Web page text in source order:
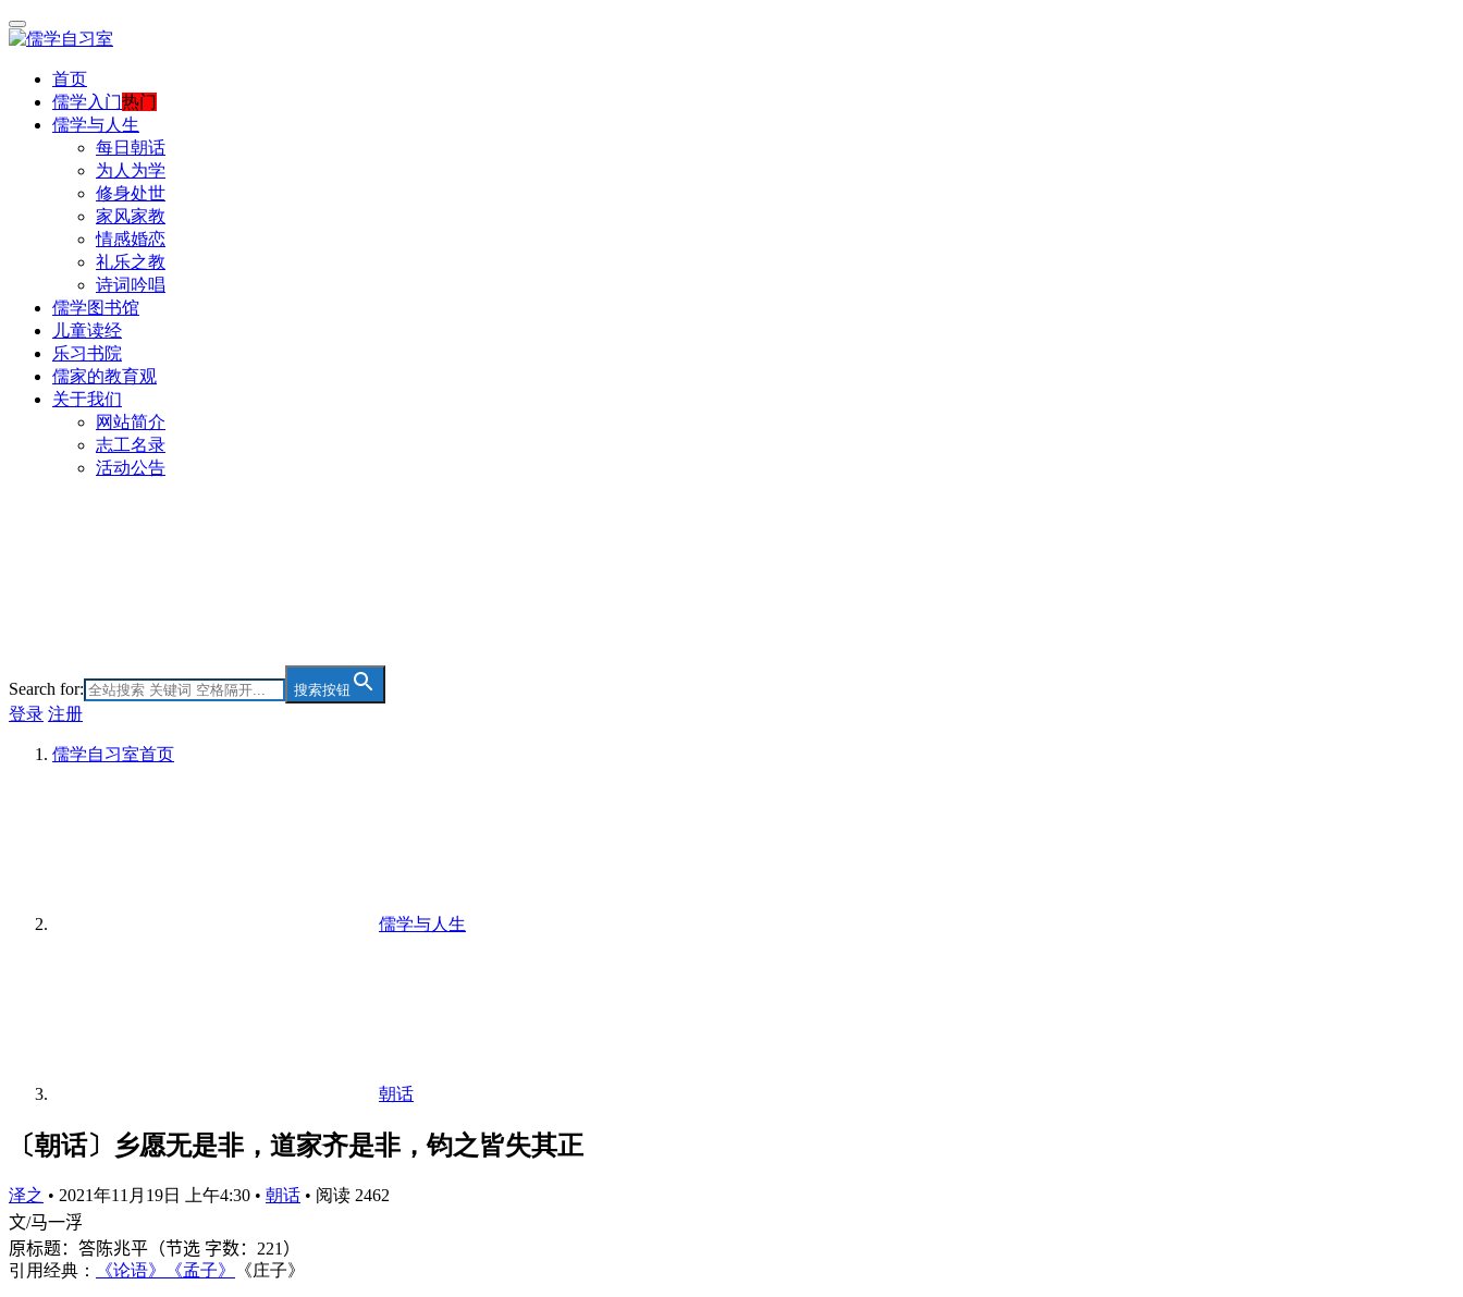
首页
儒学入门热门
儒学与人生
每日朝话
为人为学
修身处世
家风家教
情感婚恋
礼乐之教
诗词吟唱
儒学图书馆
儿童读经
乐习书院
儒家的教育观
关于我们
网站简介
志工名录
活动公告
Search for: 搜索按钮
登录 注册
儒学自习室首页
儒学与人生
朝话
〔朝话〕乡愿无是非，道家齐是非，钧之皆失其正
泽之 • 2021年11月19日 上午4:30 • 朝话 • 阅读 2462
文/马一浮
原标题：答陈兆平（节选 字数： 221 ）
引用经典：
《论语》 《孟子》 《庄子》